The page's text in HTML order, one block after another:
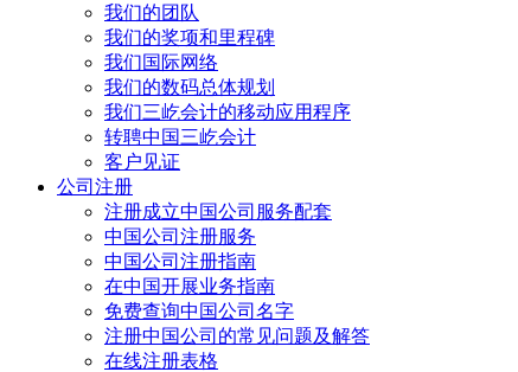
我们的团队
我们的奖项和里程碑
我们国际网络
我们的数码总体规划
我们三屹会计的移动应用程序
转聘中国三屹会计
客户见证
公司注册
注册成立中国公司服务配套
中国公司注册服务
中国公司注册指南
在中国开展业务指南
免费查询中国公司名字
注册中国公司的常见问题及解答
在线注册表格